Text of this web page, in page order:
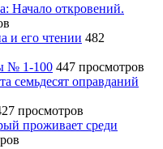
Начало откровений.
и его чтении 482
№ 1-100 447 просмотров
семьдесят оправданий
просмотров
проживает среди